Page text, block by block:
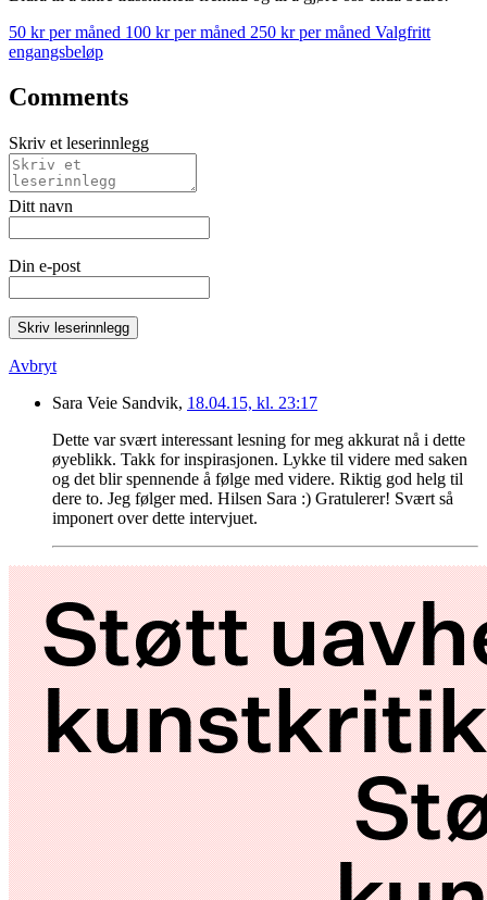
50 kr per måned 100 kr per måned 250 kr per måned Valgfritt
engangsbeløp
Comments
Skriv et leserinnlegg
Ditt navn
Din e-post
Skriv leserinnlegg
Avbryt
Sara Veie Sandvik, 18.04.15, kl. 23:17
Dette var svært interessant lesning for meg akkurat nå i dette
øyeblikk. Takk for inspirasjonen. Lykke til videre med saken
og det blir spennende å følge med videre. Riktig god helg til
dere to. Jeg følger med. Hilsen Sara :) Gratulerer! Svært så
imponert over dette intervjuet.